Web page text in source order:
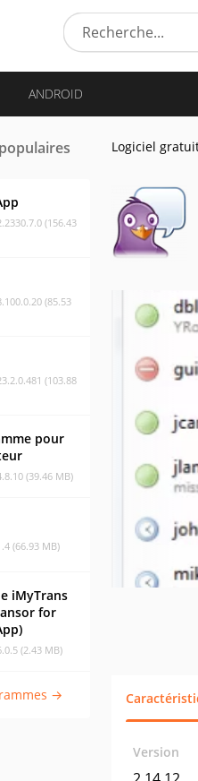
ANDROID
(156.43
(85.53
(103.88
pour
(39.46 MB)
(66.93 MB)
iMyTrans
for
(2.43 MB)
→
Logiciel
Version